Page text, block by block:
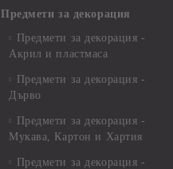
Предмети за декорация
Предмети за декорация -
Акрил и пластмаса
Предмети за декорация -
Дърво
Предмети за декорация -
Мукава, Картон и Хартия
Предмети за декорация -